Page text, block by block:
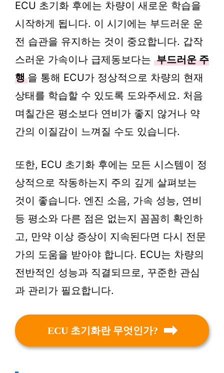
ECU 초기화 후에는 차량이 새로운 학습을
시작하게 됩니다. 이 시기에는 부드러운 운
전 습관을 유지하는 것이 중요합니다. 갑작
스러운 가속이나 급제동보다는 부드러운 주
행 을 통해 ECU가 정상적으로 차량의 현재
상태를 학습할 수 있도록 도와주세요. 처음
며칠간은 평소보다 연비가 좋지 않거나 약
간의 이질감이 느껴질 수도 있습니다.
또한, ECU 초기화 후에는 모든 시스템이 정
상적으로 작동하는지 주의 깊게 살펴보는
것이 좋습니다. 엔진 소음, 가속 성능, 연비
등 평소와 다른 점은 없는지 꼼꼼히 확인하
고, 만약 이상 증상이 지속된다면 다시 전문
가의 도움을 받아야 합니다. ECU는 차량의
전반적인 성능과 직결되므로, 꾸준한 관심
과 관리가 필요합니다.
ECU 초기화란 무엇인가?